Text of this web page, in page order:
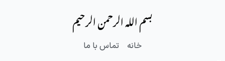
بسم الله الرحمن الرحیم
خانه تماس با ما